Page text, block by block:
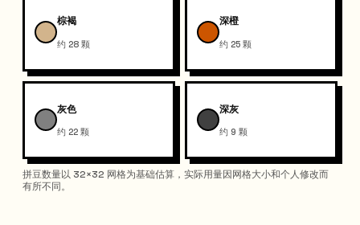
棕褐
约 28 颗
深橙
约 25 颗
灰色
约 22 颗
深灰
约 9 颗
拼豆数量以 32×32 网格为基础估算，实际用量因网格大小和个人修改而
有所不同。